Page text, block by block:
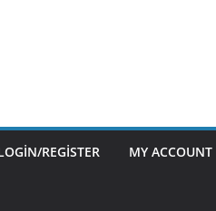
REGISTER MY ACCOUNT